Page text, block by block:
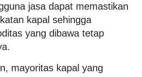
jasa dapat memastikan
kapal sehingga
yang dibawa tetap
mayoritas kapal yang